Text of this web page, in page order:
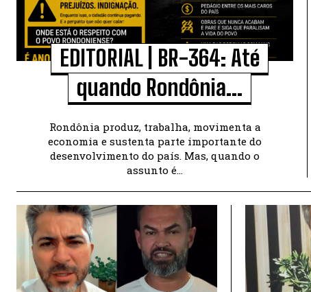
EDITORIAL | BR-364: Até
quando Rondônia...
Rondônia produz, trabalha, movimenta a
economia e sustenta parte importante do
desenvolvimento do país. Mas, quando o
assunto é...